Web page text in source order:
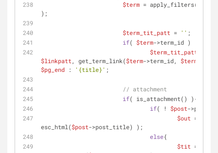
$term = apply_filters(
);
$term_tit_patt = '' ;
if( $term->term_id )
$term_tit_patt
$linkpatt , get_term_link($term->term_id, $term
$pg_end : '{title}' ;
// attachment
if( is_attachment() ){
if( ! $post-
$out =
esc_html($post->post_title) );
else{
$tit =